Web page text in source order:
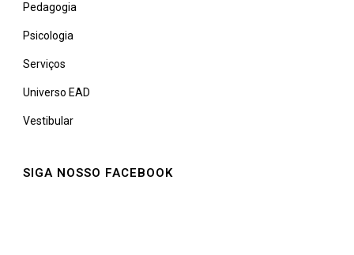
Pedagogia
Psicologia
Serviços
Universo EAD
Vestibular
SIGA NOSSO FACEBOOK